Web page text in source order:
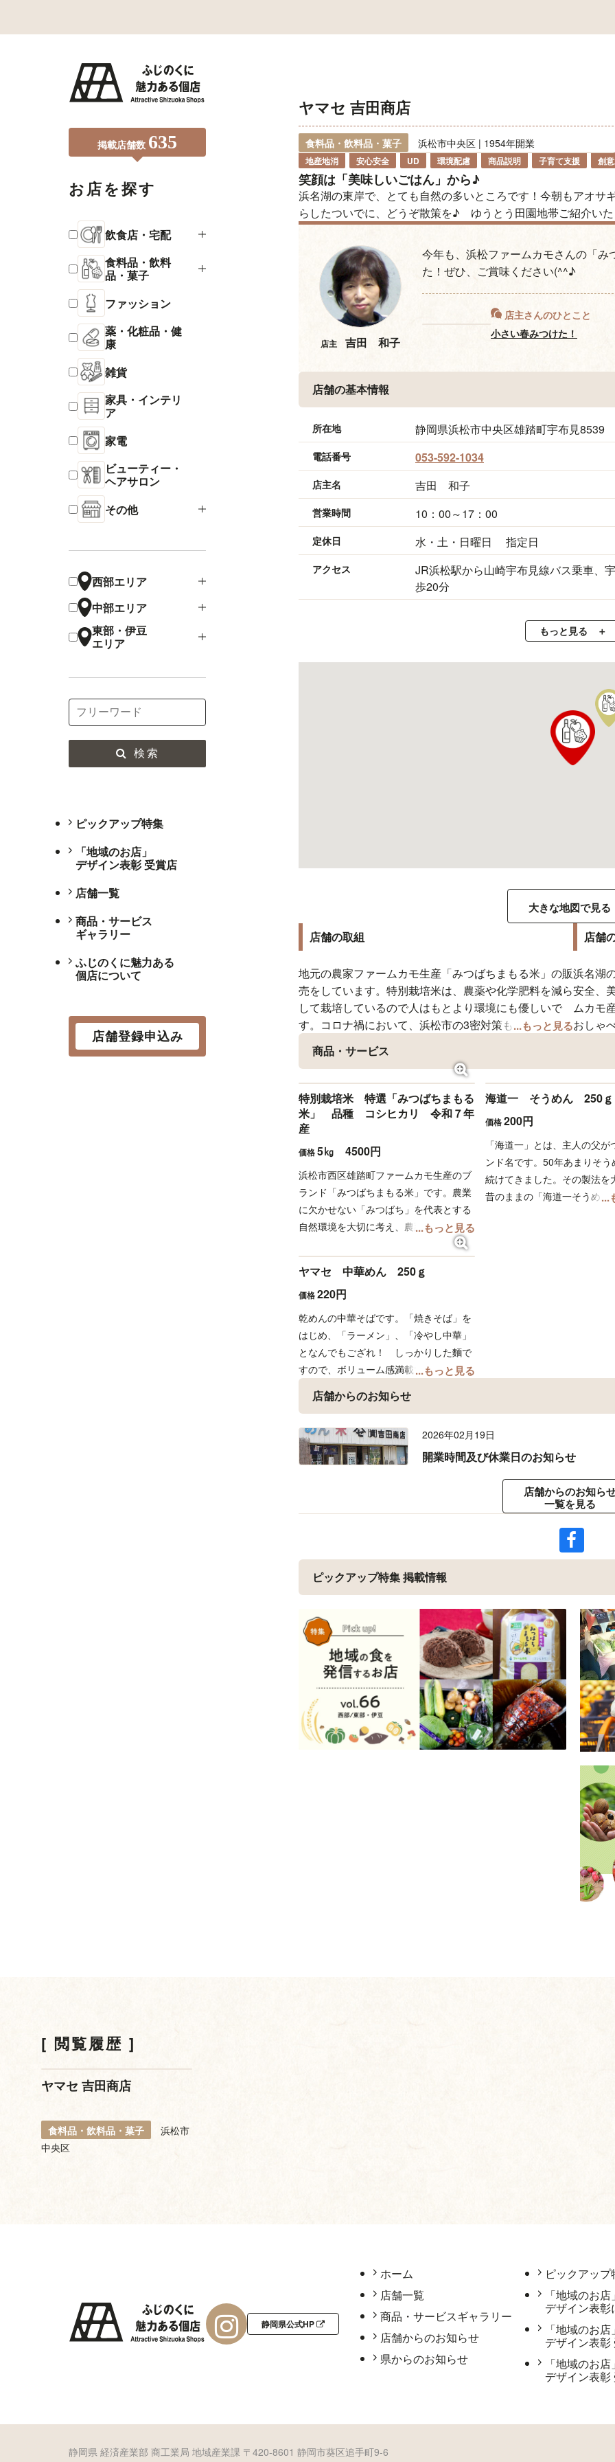
掲載店舗数 635
お店を探す
飲食店・宅配
食料品・飲料
品・菓子
ファッション
薬・化粧品・健
康
雑貨
家具・インテリ
ア
家電
ビューティー・
ヘアサロン
その他
西部エリア
中部エリア
東部・伊豆
エリア
検索
ピックアップ特集
「地域のお店」
デザイン表彰 受賞店
店舗一覧
商品・サービス
ギャラリー
ふじのくに魅力ある
個店について
店舗登録申込み
ヤマセ 吉田商店
食料品・飲料品・菓子 浜松市中央区 | 1954年開業
地産地消 安心安全 UD 環境配慮 商品説明 子育て支援 創
笑顔は「美味しいごはん」から♪
浜名湖の東岸で、とても自然の多いところです！今朝もアオサ
らしたついでに、どうぞ散策を♪ ゆうとう田園地帯ご紹介いた
店主 吉田 和子
今年も、浜松ファームカモさんの「
た！ぜひ、ご賞味ください(^^♪
店主さんのひとこと
小さい春みつけた！
店舗の基本情報
所在地 静岡県浜松市中央区雄踏町宇布見8539
電話番号 053-592-1034
店主名 吉田 和子
営業時間 10：00～17：00
定休日 水・土・日曜日 指定日
アクセス
JR浜松駅から山崎宇布見線バス乗車、
歩20分
もっと見る
大きな地図で見る
店舗の取組
地元の農家ファームカモ生産「みつばちまもる米」の販
売をしています。特別栽培米は、農薬や化学肥料を減ら
して栽培しているので人はもとより環境にも優しいで
す。コロナ禍において、浜松市の3密対策もしておりま
す。どうぞ、安心しておいでください。
...もっと見る
店舗
浜名湖
安全、
ムカモ
おしゃ
商品・サービス
特別栽培米 特選「みつばちまもる
米」 品種 コシヒカリ 令和７年
産
価格5㎏ 4500円
浜松市西区雄踏町ファームカモ生産のブ
ランド「みつばちまもる米」です。農業
に欠かせない「みつばち」を代表とする
自然環境を大切に考え、農薬、化学肥料
使用を抑えた特別栽培米であり、品質も
検査1等米、食味値、粒の大きさから合
格したお米を「みつばちまもる米」とし
て自らブランド化したお米です。自然の
肥料をふんだんに使い、お米に粘りと甘
みを含ませ、香りを引き立たせます。、
安心・安全でしかも美味しいお米を栽培
することに余念のない農家の力作です。
ぜひ、お試しください。
また、雄踏町の田んぼでは、「地域活性
化プロジェクトらびりんすゆうとう」主
催の田んぼアートが毎年開催されていま
す。地域とともに愛されるお米としても
よろしくお願い致します。
...もっと見る
海道一 そうめん 250ｇ
価格200円
「海道一」とは、主人の父が
ンド名です。50年あまりそう
続けてきました。その製法を
昔のままの「海道一そうめん
...
ヤマセ 中華めん 250ｇ
価格220円
乾めんの中華そばです。「焼きそば」を
はじめ、「ラーメン」、「冷やし中華」
となんでもござれ！ しっかりした麵で
すので、ボリューム感満載です！硬めに
ゆでるコツをつかめばお店顔負けの焼き
そばが出来ます！茹でめんとは違う「乾
...もっと見る
店舗からのお知らせ
2026年02月19日
開業時間及び休業日のお知らせ
店舗からのお知ら
一覧を見る
ピックアップ特集 掲載情報
閲覧履歴
ヤマセ 吉田商店
食料品・飲料品・菓子
浜松市
中央区
ホーム
店舗一覧
商品・サービスギャラリー
店舗からのお知らせ
県からのお知らせ
ピックアップ
「地域のお店」
デザイン表彰
「地域のお店」
デザイン表彰
「地域のお店」
デザイン表彰
静岡県公式HP
静岡県 経済産業部 商工業局 地域産業課 〒420-8601 静岡市葵区追手町9-6